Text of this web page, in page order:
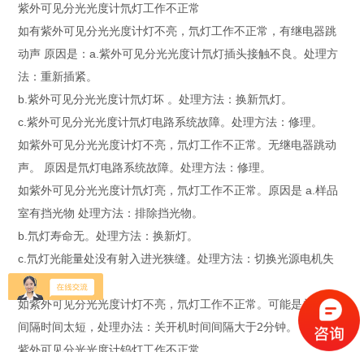
紫外可见分光光度计氘灯工作不正常
如有紫外可见分光光度计灯不亮，氘灯工作不正常，有继电器跳
动声 原因是：a.紫外可见分光光度计氘灯插头接触不良。处理方
法：重新插紧。
b.紫外可见分光光度计氘灯坏 。处理方法：换新氘灯。
c.紫外可见分光光度计氘灯电路系统故障。处理方法：修理。
如紫外可见分光光度计灯不亮，氘灯工作不正常。无继电器跳动
声。 原因是氘灯电路系统故障。处理方法：修理。
如紫外可见分光光度计氘灯亮，氘灯工作不正常。原因是 a.样品
室有挡光物 处理方法：排除挡光物。
b.氘灯寿命无。处理方法：换新灯。
c.氘灯光能量处没有射入进光狭缝。处理方法：切换光源电机失
步。
如紫外可见分光光度计灯不亮，氘灯工作不正常。可能是关开机
间隔时间太短，处理办法：关开机时间间隔大于2分钟。